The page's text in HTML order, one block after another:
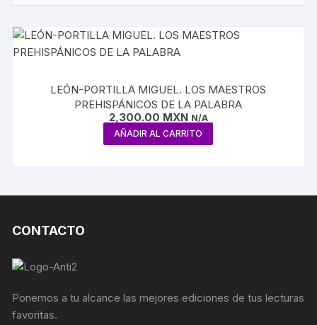
LEÓN-PORTILLA MIGUEL. LOS MAESTROS
PREHISPÁNICOS DE LA PALABRA
2,300.00 MXN N/A
AÑADIR AL CARRITO
CONTACTO
Ponemos a tu alcance las mejores ediciones de tus lecturas
favoritas.